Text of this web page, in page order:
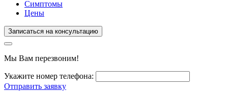
Симптомы
Цены
Записаться на консультацию
Мы Вам перезвоним!
Укажите номер телефона:
Отправить заявку